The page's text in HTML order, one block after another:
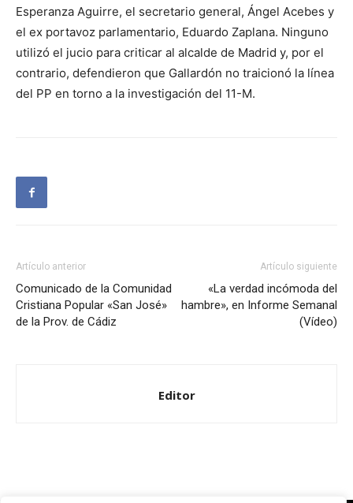
Esperanza Aguirre, el secretario general, Ángel Acebes y
el ex portavoz parlamentario, Eduardo Zaplana. Ninguno
utilizó el jucio para criticar al alcalde de Madrid y, por el
contrario, defendieron que Gallardón no traicionó la línea
del PP en torno a la investigación del 11-M.
Artículo anterior
Comunicado de la Comunidad
Cristiana Popular «San José»
de la Prov. de Cádiz
Artículo siguiente
«La verdad incómoda del
hambre», en Informe Semanal
(Vídeo)
Editor